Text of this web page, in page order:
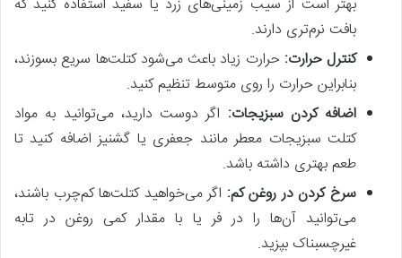
بهتر است از سیب زمینی‌های زرد یا سفید استفاده کنید که
بافت نرم‌تری دارند.
کنترل حرارت: حرارت زیاد باعث می‌شود کتلت‌ها سریع بسوزند،
بنابراین حرارت را روی متوسط تنظیم کنید.
اضافه کردن سبزیجات: اگر دوست دارید، می‌توانید به مواد
کتلت سبزیجات معطر مانند جعفری یا گشنیز اضافه کنید تا
طعم بهتری داشته باشد.
سرخ کردن در روغن کم: اگر می‌خواهید کتلت‌ها کم‌چرب باشند،
می‌توانید آن‌ها را در فر یا با مقدار کمی روغن در تابه
غیرچسبناک بپزید.